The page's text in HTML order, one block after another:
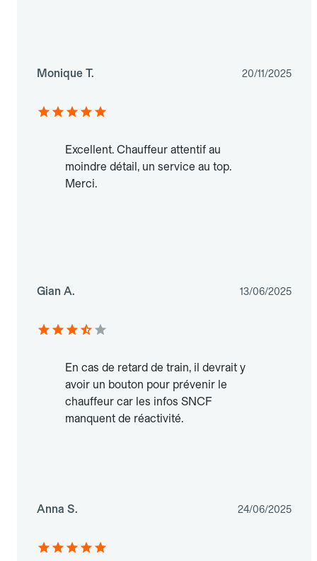
Monique T. 20/11/2025
Excellent. Chauffeur attentif au
moindre détail, un service au top.
Merci.
Gian A. 13/06/2025
En cas de retard de train, il devrait y
avoir un bouton pour prévenir le
chauffeur car les infos SNCF
manquent de réactivité.
Anna S. 24/06/2025